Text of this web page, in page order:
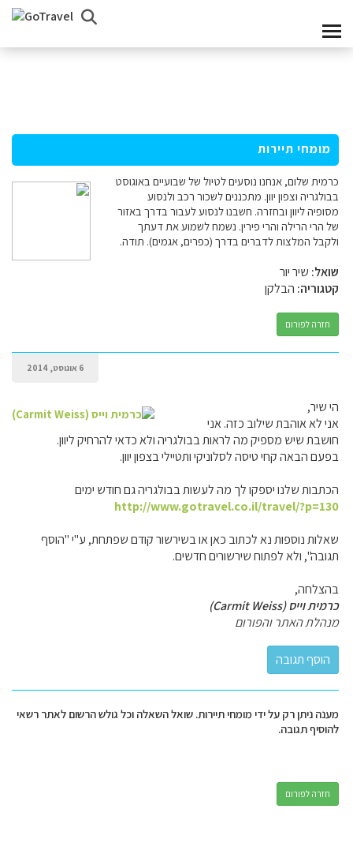
מומחי תיירות
כרמית שלום, אנחנו נוסעים לטיול של שבועיים באוגוסט
בבולגריה וצפון יוון. מתכננים לשכור רכב ולנסוע
מסופיה ליוון ובחזרה. חשבנו לנסוע לעבור בדרך באזור
של הרי הרילה והרי פירין. נשמח לשמוע את דעתך
ולקבל המלצות לדברים בדרך (כפרים, אגמים). תודה.
שואל: שיר יור
קטגוריה: הבלקן
חזרה לפורום
6 אוגוסט, 2014
הי שיר,
אני לא אוהבת שילוב כזה. אני
חושבת שיש מספיק מה לראות בבולגריה ולא כדאי להרחיק ליוון.
בפעם הבאה קחי טיסה לסלוניקי ותטיילי בצפון יוון.
הכתבות שלנו יספקו לך מה לעשות בבולגריה גם חודש ימים
http://www.gotravel.co.il/travel/?p=130
שאלות נוספות נא לכתוב כאן או בשירשור קודם שפתחת, ע"י "הוסף
תגובה", ולא לפתוח שירשורים חדשים.
בהצלחה,
כרמית וייס (Carmit Weiss)
מנהלת האתר והפורום
מענה ניתן רק על ידי מומחי תיירות. שואל השאלה וכל גולש הרשום לאתר רשאי
להוסיף תגובה.
חזרה לפורום